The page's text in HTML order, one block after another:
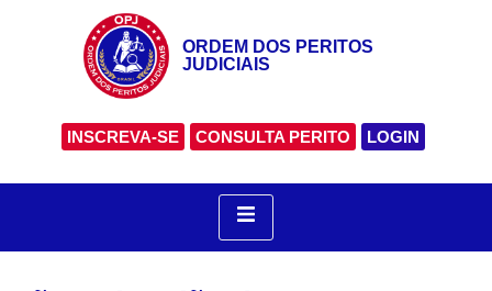
ORDEM DOS PERITOS
JUDICIAIS
INSCREVA-SE CONSULTA PERITO LOGIN